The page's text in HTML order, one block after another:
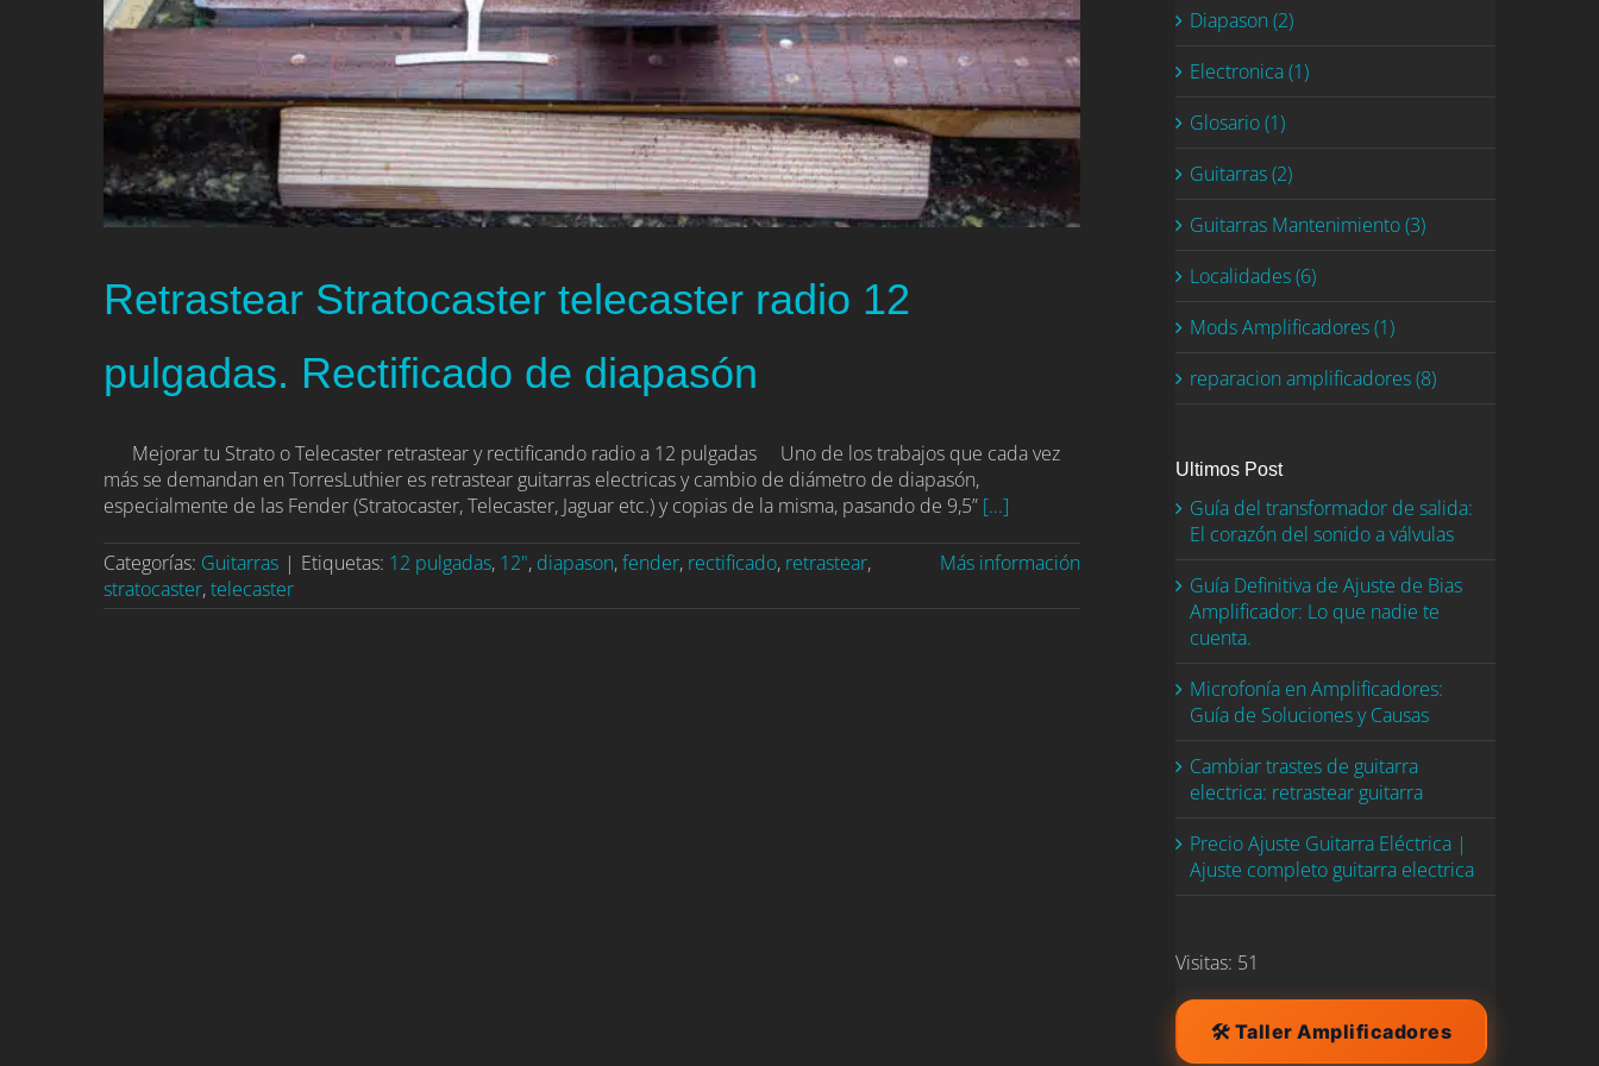
Retrastear Stratocaster telecaster radio 12
pulgadas. Rectificado de diapasón
Mejorar tu Strato o Telecaster retrastear y rectificando radio a 12 pulgadas Uno de los trabajos que cada vez
más se demandan en TorresLuthier es retrastear guitarras electricas y cambio de diámetro de diapasón,
especialmente de las Fender (Stratocaster, Telecaster, Jaguar etc.) y copias de la misma, pasando de 9,5” [...]
Categorías: Guitarras | Etiquetas: 12 pulgadas, 12", diapason,fender, rectificado, retrastear,
stratocaster,telecaster
Más información
Diapason (2)
Electronica (1)
Glosario (1)
Guitarras (2)
Guitarras Mantenimiento (3)
Localidades (6)
Mods Amplificadores (1)
reparacion amplificadores (8)
Ultimos Post
Guía del transformador de salida:
El corazón del sonido a válvulas
Guía Definitiva de Ajuste de Bias
Amplificador: Lo que nadie te
cuenta.
Microfonía en Amplificadores:
Guía de Soluciones y Causas
Cambiar trastes de guitarra
electrica: retrastear guitarra
Precio Ajuste Guitarra Eléctrica |
Ajuste completo guitarra electrica
Visitas: 51
🛠️ Taller Amplificadores